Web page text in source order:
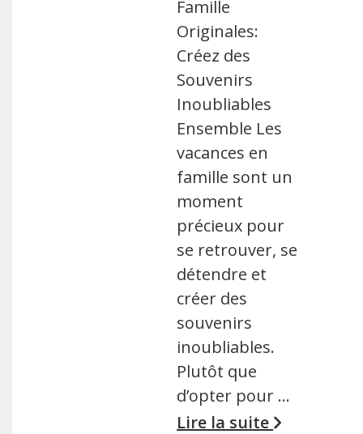
Famille
Originales:
Créez des
Souvenirs
Inoubliables
Ensemble Les
vacances en
famille sont un
moment
précieux pour
se retrouver, se
détendre et
créer des
souvenirs
inoubliables.
Plutôt que
d’opter pour …
Lire la suite